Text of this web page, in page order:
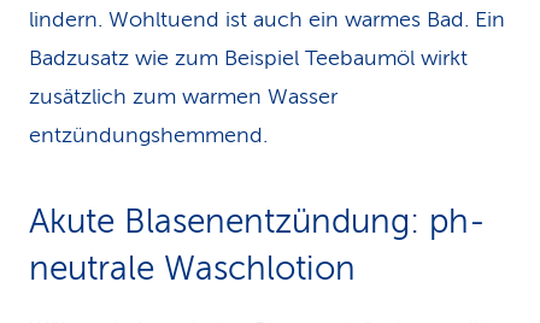
lindern. Wohltuend ist auch ein warmes Bad. Ein
Badzusatz wie zum Beispiel Teebaumöl wirkt
zusätzlich zum warmen Wasser
entzündungshemmend.
Akute Blasenentzündung: ph-
neutrale Waschlotion